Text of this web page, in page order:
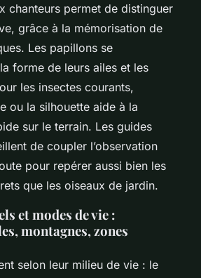
chanteurs permet de distinguer
grâce à la mémorisation de
Les papillons se
forme de leurs ailes et les
les insectes courants,
ou la silhouette aide à la
sur le terrain. Les guides
de coupler l’observation
pour repérer aussi bien les
que les oiseaux de jardin.
et modes de vie :
montagnes, zones
selon leur milieu de vie : le